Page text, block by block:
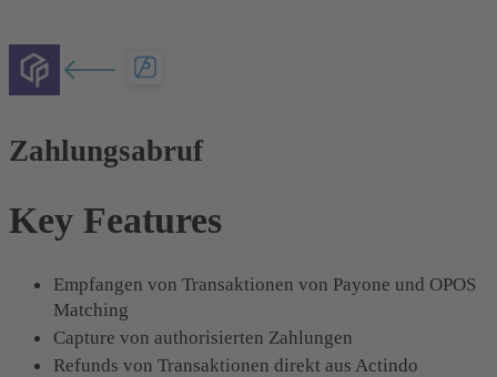
Zahlungsabruf
Key Features
Empfangen von Transaktionen von Payone und OPOS
Matching
Capture von authorisierten Zahlungen
Refunds von Transaktionen direkt aus Actindo